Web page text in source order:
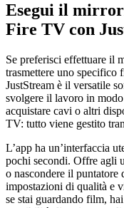
Esegui il
Fire TV con
Se preferisci effettuare il
trasmettere uno specifico
JustStream è il versatile
svolgere il lavoro in
acquistare cavi o altri
TV: tutto viene gestito
L’app ha un’interfaccia
pochi secondi. Offre agli
o nascondere il puntatore
impostazioni di qualità e
se stai guardando film,